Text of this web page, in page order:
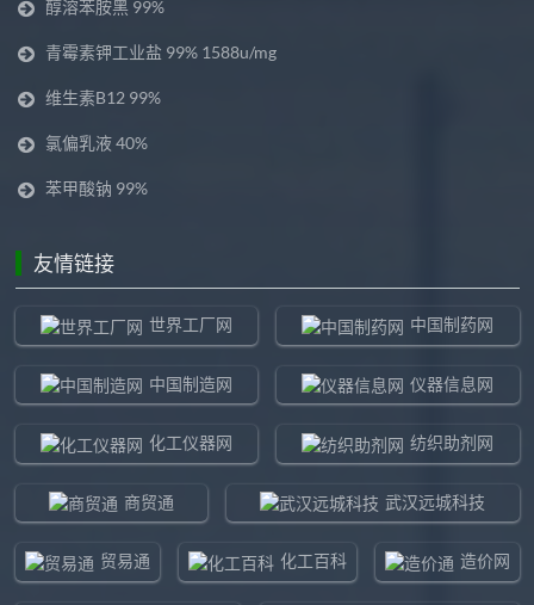
醇溶苯胺黑 99%
青霉素钾工业盐 99% 1588u/mg
维生素B12 99%
氯偏乳液 40%
苯甲酸钠 99%
友情链接
世界工厂网 中国制药网
中国制造网 仪器信息网
化工仪器网 纺织助剂网
商贸通 武汉远城科技
贸易通 化工百科 造价网